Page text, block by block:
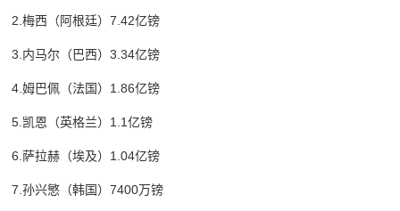
2.梅西（阿根廷）7.42亿镑
3.内马尔（巴西）3.34亿镑
4.姆巴佩（法国）1.86亿镑
5.凯恩（英格兰）1.1亿镑
6.萨拉赫（埃及）1.04亿镑
7.孙兴慜（韩国）7400万镑